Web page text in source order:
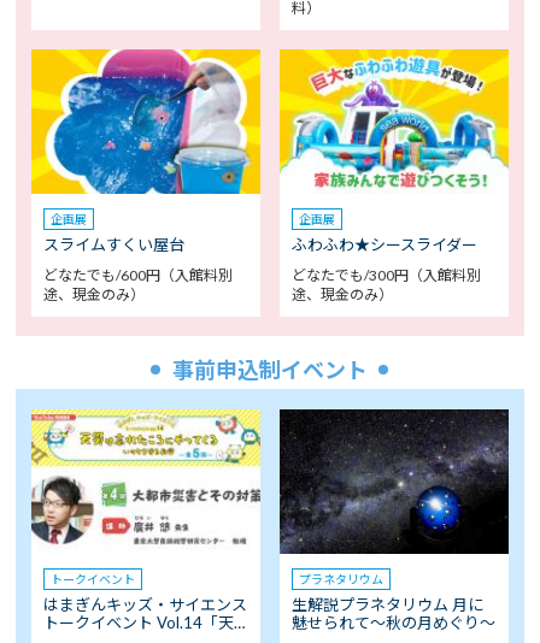
料）
企画展
スライムすくい屋台
どなたでも/600円（入館料別
途、現金のみ）
企画展
ふわふわ★シースライダー
どなたでも/300円（入館料別
途、現金のみ）
事前申込制イベント
トークイベント
はまぎんキッズ・サイエンス
トークイベント Vol.14「天…
プラネタリウム
生解説プラネタリウム 月に
魅せられて～秋の月めぐり～